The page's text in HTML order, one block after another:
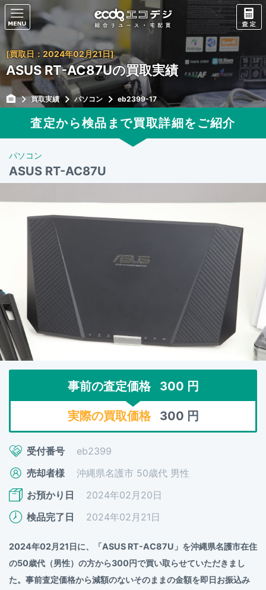
[買取日：2024年02月21日]
ASUS RT-AC87Uの買取実績
買取実績 パソコン eb2399-17
査定から検品まで買取詳細をご紹介
パソコン
ASUS RT-AC87U
事前の査定価格 300 円
実際の買取価格 300 円
受付番号
eb2399
売却者様
沖縄県名護市 50歳代 男性
お預かり日
2024年02月20日
検品完了日
2024年02月21日
2024年02月21日に、「ASUS RT-AC87U」を沖縄県名護市在住
の50歳代（男性）の方から300円で買い取らせていただきまし
た。事前査定価格から減額のないそのままの金額を即日お振込み